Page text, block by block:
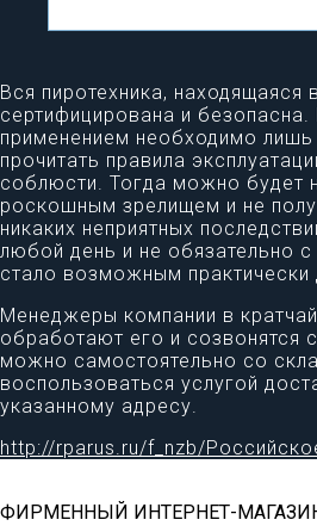
Вся пиротехника, находящаяся
сертифицирована и безопасна.
применением необходимо лишь
прочитать правила
соблюсти. Тогда можно будет
роскошным зрелищем и не
никаких неприятных
любой день и не обязательно
стало возможным практически
Менеджеры компании в
обработают его и созвонятся
можно самостоятельно со
воспользоваться услугой
указанному адресу.
http://rparus.ru/f_nzb/
ФИРМЕННЫЙ ИНТЕРНЕТ-